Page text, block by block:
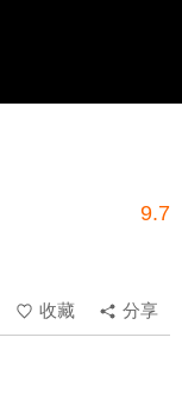
9.7
收藏
分享